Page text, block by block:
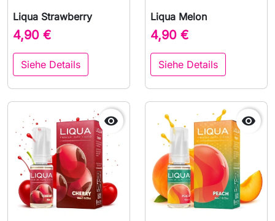
Liqua Strawberry
4,90 €
Siehe Details
Liqua Melon
4,90 €
Siehe Details
 